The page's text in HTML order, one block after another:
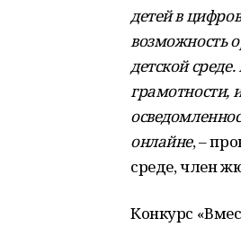
детей в
возможность
детской
грамотности,
онлайне, –
среде, член
Конкурс